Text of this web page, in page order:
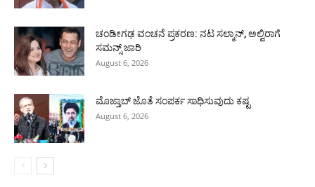
ಚಂಡೀಗಢ ವಂಚನೆ ಪ್ರಕರಣ: ನಟ ಸಲ್ಮಾನ್, ಅಲ್ವಿರಾಗೆ
ಸಮನ್ಸ್ ಜಾರಿ
August 6, 2026
ಮೊಜ್ತಾಬ್ ಜೊತೆ ಸಂಪರ್ಕ ಸಾಧಿಸುವುದು ಕಷ್ಟ
August 6, 2026